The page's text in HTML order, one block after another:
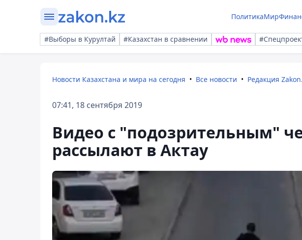
ПолитикаМир
#Выборы в Курултай #Казахстан в сравнении
Новости Казахстана и мира на сегодня Все новости Редакция
07:41, 18 сентября 2019
Видео с "подозрительным"
рассылают в Актау